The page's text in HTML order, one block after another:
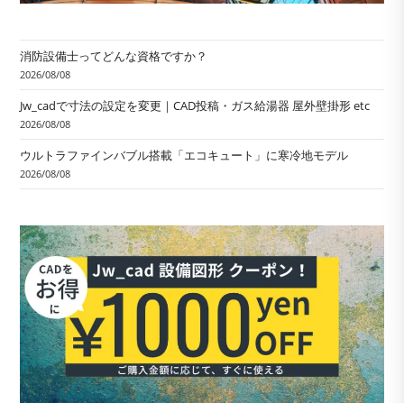
消防設備士ってどんな資格ですか？
2026/08/08
Jw_cadで寸法の設定を変更｜CAD投稿・ガス給湯器 屋外壁掛形 etc
2026/08/08
ウルトラファインバブル搭載「エコキュート」に寒冷地モデル
2026/08/08